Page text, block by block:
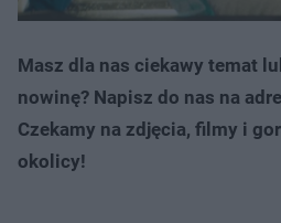
Masz dla nas ciekawy temat
nowinę? Napisz do nas na
Czekamy na zdjęcia, filmy i
okolicy!